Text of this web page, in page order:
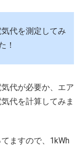
代を測定してみ
！
代が必要か、エア
代を計算してみま
ますので、1kWh